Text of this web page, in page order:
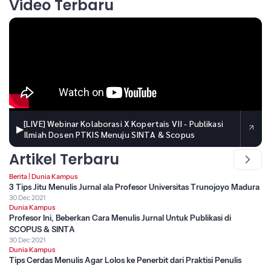
Video Terbaru
▶[LIVE] Webinar Kolaborasi X Kopertais VII - Publikasi
Ilmiah Dosen PTKIS Menuju SINTA & Scopus
Artikel Terbaru
Berita Dunia Kampus
3 Tips Jitu Menulis Jurnal ala Profesor Universitas Trunojoyo Madura
30 Dec 2021
Dunia Kampus
Profesor Ini, Beberkan Cara Menulis Jurnal Untuk Publikasi di
SCOPUS & SINTA
30 Dec 2021
Dunia Kampus
Tips Cerdas Menulis Agar Lolos ke Penerbit dari Praktisi Penulis